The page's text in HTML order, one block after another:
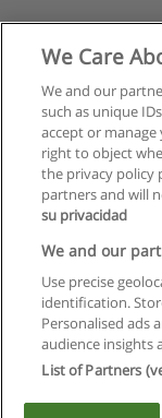
We Care
We and our
such as unique
accept or
right to object
the privacy policy
partners and will
su privacidad
We and our
Use precise
identification.
Personalised ads
audience insights
List of Partners